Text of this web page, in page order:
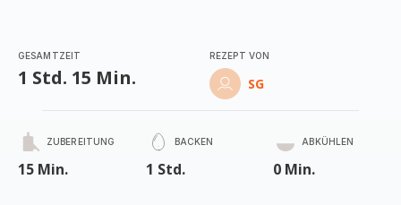
GESAMTZEIT
1 Std. 15 Min.
REZEPT VON
SG
ZUBEREITUNG
15 Min.
BACKEN
1 Std.
ABKÜHLEN
0 Min.